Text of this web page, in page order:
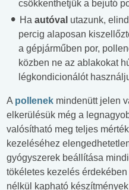
csökkenthetjük a bejutó
Ha autóval utazunk,
percig alaposan
a gépjárműben por,
közben ne az ablakokat
légkondicionálót
A pollenek mindenütt jelen
elkerülésük még a
valósítható meg teljes
kezeléséhez
gyógyszerek beállítása
tökéletes kezelés
nélkül kapható